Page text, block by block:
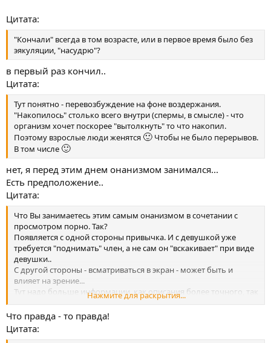
Цитата:
"Кончали" всегда в том возрасте, или в первое время было без
эякуляции, "насудрю"?
в первый раз кончил..
Цитата:
Тут понятно - перевозбуждение на фоне воздержания.
"Накопилось" столько всего внутри (спермы, в смысле) - что
организм хочет поскорее "вытолкнуть" то что накопил.
Поэтому взрослые люди женятся 🙂 Чтобы не было перерывов.
В том числе 🙂
нет, я перед этим днем онанизмом занимался...
Есть предположение..
Цитата:
Что Вы занимаетесь этим самым онанизмом в сочетании с
просмотром порно. Так?
Появляется с одной стороны привычка. И с девушкой уже
требуется "поднимать" член, а не сам он "вскакивает" при виде
девушки..
С другой стороны - всматриваться в экран - может быть и
влияет на зрение...
Тут надо больше информации, как описания более точного, так
и степени нарушения зрения. По-разному бывает ,короче.
Нажмите для раскрытия...
Что правда - то правда!
Цитата: